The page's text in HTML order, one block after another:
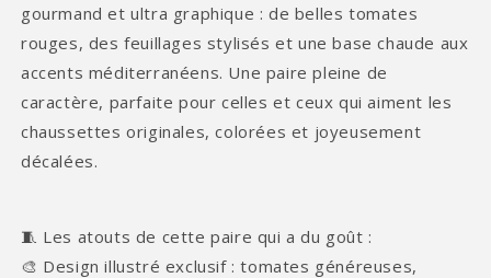
gourmand et ultra graphique : de belles tomates
rouges, des feuillages stylisés et une base chaude aux
accents méditerranéens. Une paire pleine de
caractère, parfaite pour celles et ceux qui aiment les
chaussettes originales, colorées et joyeusement
décalées.
🧵 Les atouts de cette paire qui a du goût :
🎨 Design illustré exclusif : tomates généreuses,